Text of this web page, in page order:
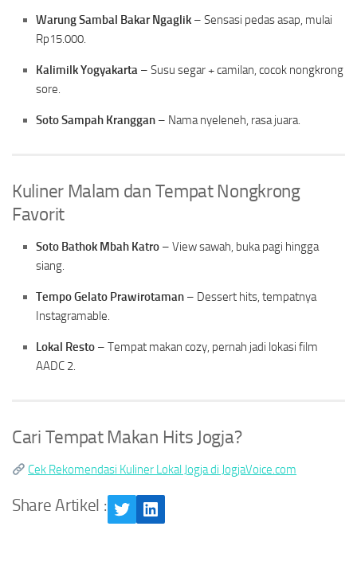
Warung Sambal Bakar Ngaglik – Sensasi pedas asap, mulai
Rp15.000.
Kalimilk Yogyakarta – Susu segar + camilan, cocok nongkrong
sore.
Soto Sampah Kranggan – Nama nyeleneh, rasa juara.
Kuliner Malam dan Tempat Nongkrong
Favorit
Soto Bathok Mbah Katro – View sawah, buka pagi hingga
siang.
Tempo Gelato Prawirotaman – Dessert hits, tempatnya
Instagramable.
Lokal Resto – Tempat makan cozy, pernah jadi lokasi film
AADC 2.
Cari Tempat Makan Hits Jogja?
Cek Rekomendasi Kuliner Lokal Jogja di JogjaVoice.com
Share Artikel :
TwitterLinkedIn